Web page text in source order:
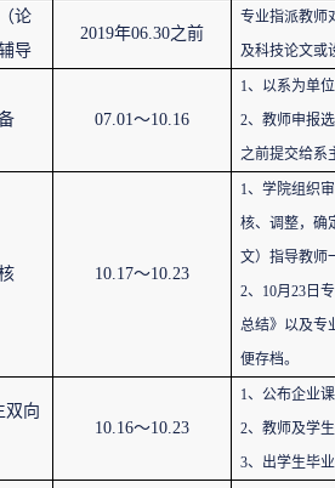
论
导
2019年06.30之前
专业指派教师
及科技论文或
07.01～10.16
1、以系为单位
2、教师申报
之前提交给系
10.17～10.23
1、学院组织
核、调整，确
文）指导教师
2、 10月 23 日
总结》以及专
便存档。
双向
10.16～10.23
1、公布企业
2、教师及学
3、出学生毕